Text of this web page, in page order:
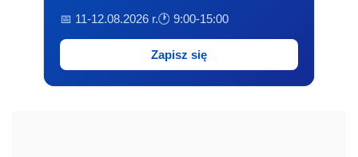
📅 11-12.08.2026 r.🕐 9:00-15:00
Zapisz się